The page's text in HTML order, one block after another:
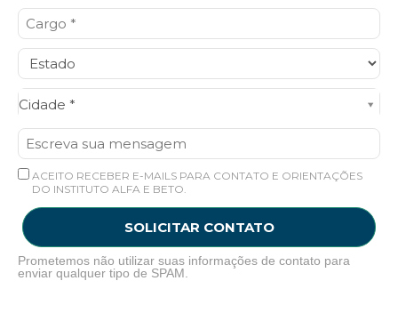
Cidade *
Cidade*
ACEITO RECEBER E-MAILS PARA CONTATO E ORIENTAÇÕES
DO INSTITUTO ALFA E BETO.
SOLICITAR CONTATO
Prometemos não utilizar suas informações de contato para
enviar qualquer tipo de SPAM.